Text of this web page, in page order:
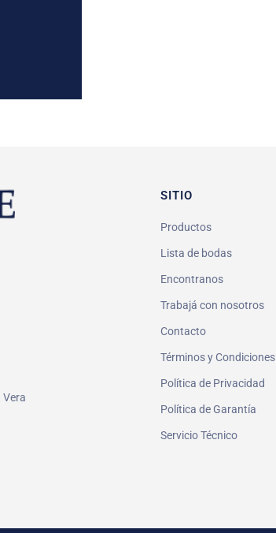
Vera
SITIO
Productos
Lista de bodas
Encontranos
Trabajá con nosotros
Contacto
Términos y Condiciones
Política de Privacidad
Política de Garantía
Servicio Técnico